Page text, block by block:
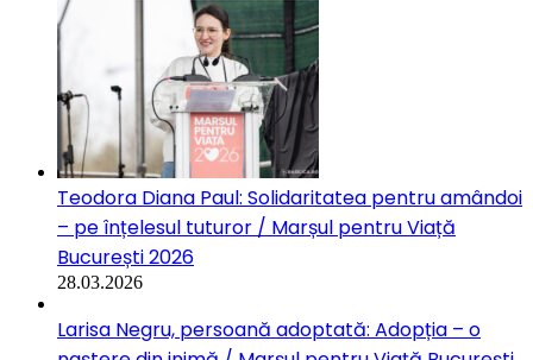
Teodora Diana Paul: Solidaritatea pentru amândoi
– pe înțelesul tuturor / Marșul pentru Viață
București 2026
28.03.2026
Larisa Negru, persoană adoptată: Adopția – o